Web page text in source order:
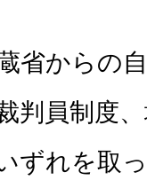
省からの
判員制度
ずれを取